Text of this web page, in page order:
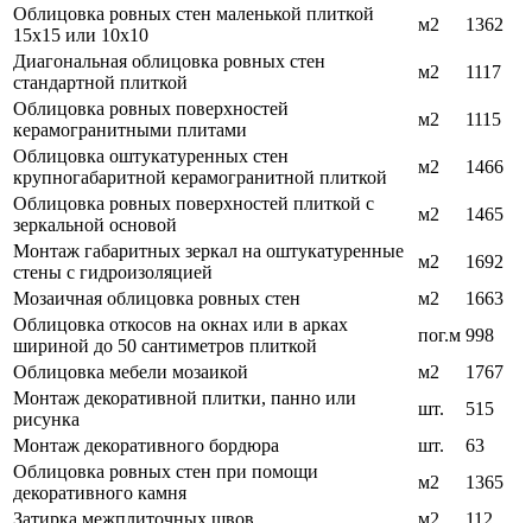
Облицовка ровных стен маленькой плиткой
15х15 или 10х10
м2
1362
Диагональная облицовка ровных стен
стандартной плиткой
м2
1117
Облицовка ровных поверхностей
керамогранитными плитами
м2
1115
Облицовка оштукатуренных стен
крупногабаритной керамогранитной плиткой
м2
1466
Облицовка ровных поверхностей плиткой с
зеркальной основой
м2
1465
Монтаж габаритных зеркал на оштукатуренные
стены с гидроизоляцией
м2
1692
Мозаичная облицовка ровных стен
м2
1663
Облицовка откосов на окнах или в арках
шириной до 50 сантиметров плиткой
пог.м 998
Облицовка мебели мозаикой
м2
1767
Монтаж декоративной плитки, панно или
рисунка
шт.
515
Монтаж декоративного бордюра
шт.
63
Облицовка ровных стен при помощи
декоративного камня
м2
1365